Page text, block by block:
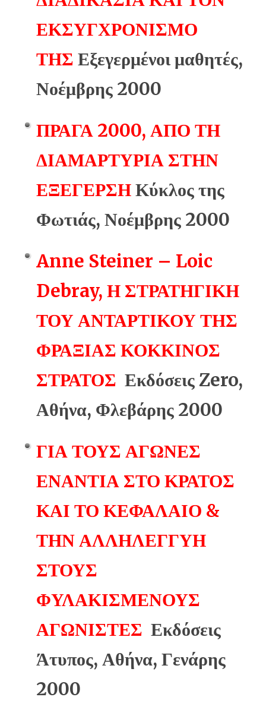
ΕΚΣΥΓΧΡΟΝΙΣΜΟ
ΤΗΣ Εξεγερμένοι μαθητές,
Νοέμβρης 2000
ΠΡΑΓΑ 2000, ΑΠΟ ΤΗ
ΔΙΑΜΑΡΤΥΡΙΑ ΣΤΗΝ
ΕΞΕΓΕΡΣΗΚύκλος της
Φωτιάς, Νοέμβρης 2000
Anne Steiner – Loic
Debray, Η ΣΤΡΑΤΗΓΙΚΗ
ΤΟΥ ΑΝΤΑΡΤΙΚΟΥ ΤΗΣ
ΦΡΑΞΙΑΣ ΚΟΚΚΙΝΟΣ
ΣΤΡΑΤΟΣ Εκδόσεις Zero,
Αθήνα, Φλεβάρης 2000
ΓΙΑ ΤΟΥΣ ΑΓΩΝΕΣ
ΕΝΑΝΤΙΑ ΣΤΟ ΚΡΑΤΟΣ
ΚΑΙ ΤΟ ΚΕΦΑΛΑΙΟ &
ΤΗΝ ΑΛΛΗΛΕΓΓΥΗ
ΣΤΟΥΣ
ΦΥΛΑΚΙΣΜΕΝΟΥΣ
ΑΓΩΝΙΣΤΕΣ Εκδόσεις
Άτυπος, Αθήνα, Γενάρης
2000